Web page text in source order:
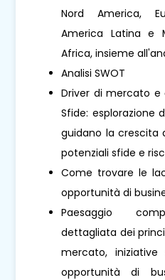
Nord America,
America Latina e
Africa, insieme
Analisi SWOT
Driver di mercato
Sfide: esplorazione
guidano la crescita
potenziali sfide e
Come trovare le
opportunità di
Paesaggio
dettagliata dei
mercato,
opportunità di